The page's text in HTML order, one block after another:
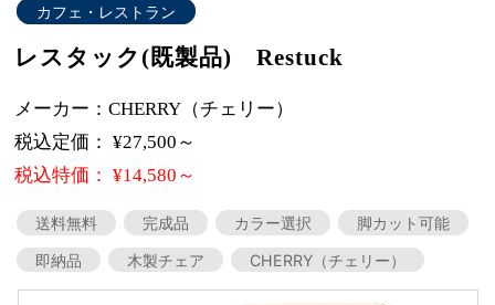
カフェ・レストラン
レスタック(既製品) Restuck
メーカー：CHERRY（チェリー）
税込定価： ¥27,500～
税込特価： ¥14,580～
送料無料 完成品 カラー選択
脚カット可能
即納品
木製チェア CHERRY（チェリー）